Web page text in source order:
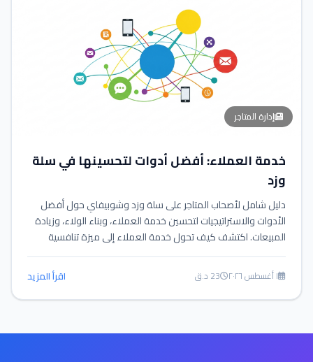
إدارة المتاجر
خدمة العملاء: أفضل أدوات لتحسينها في سلة
وزد
دليل شامل لأصحاب المتاجر على سلة وزد وشوبيفاي حول أفضل
الأدوات والاستراتيجيات لتحسين خدمة العملاء، وبناء الولاء، وزيادة
المبيعات. اكتشف كيف تحول خدمة العملاء إلى ميزة تنافسية
حقيقية.
١ أغسطس ٢٠٢٦ 23 د.ق اقرأ المزيد